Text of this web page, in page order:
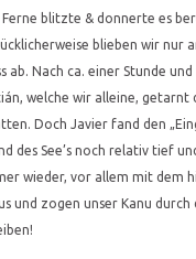
blitzte & donnerte es
blieben wir nur
Nach ca. einer Stunde und
welche wir alleine, getarnt
Doch Javier fand den
des See’s noch relativ tief
wieder, vor allem mit dem
und zogen unser Kanu durch